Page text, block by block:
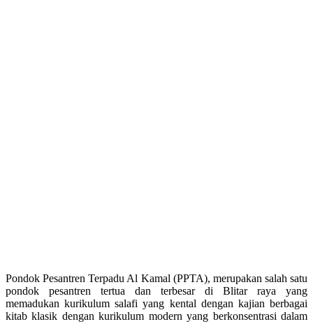
Pondok Pesantren Terpadu Al Kamal (PPTA), merupakan salah satu
pondok pesantren tertua dan terbesar di Blitar raya yang
memadukan kurikulum salafi yang kental dengan kajian berbagai
kitab klasik dengan kurikulum modern yang berkonsentrasi dalam